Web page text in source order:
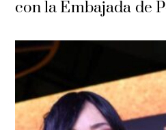
con la Embajada de